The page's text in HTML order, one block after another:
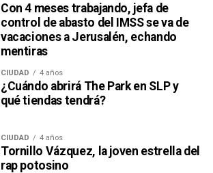
Con 4 meses trabajando, jefa de
control de abasto del IMSS se va de
vacaciones a Jerusalén, echando
mentiras
CIUDAD 4 años
¿Cuándo abrirá The Park en SLP y
qué tiendas tendrá?
CIUDAD 4 años
Tornillo Vázquez, la joven estrella del
rap potosino